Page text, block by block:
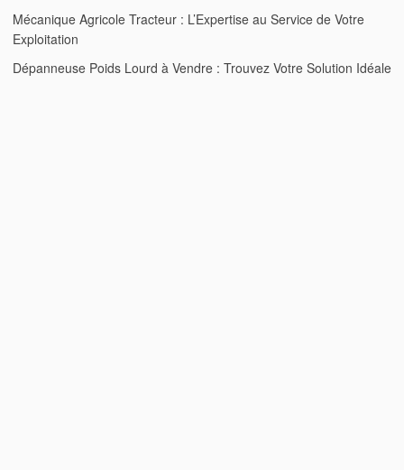
Mécanique Agricole Tracteur : L’Expertise au Service de Votre
Exploitation
Dépanneuse Poids Lourd à Vendre : Trouvez Votre Solution Idéale